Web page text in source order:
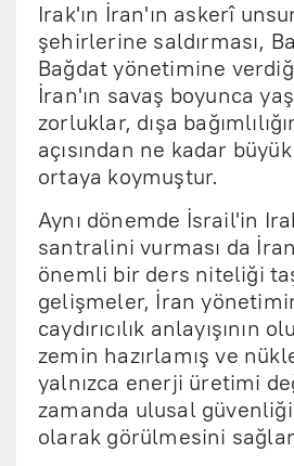
Irak'ın İran'ın askerî
şehirlerine saldırması,
Bağdat yönetimine
İran'ın savaş boyunca
zorluklar, dışa
açısından ne kadar büyük
ortaya koymuştur.
Aynı dönemde İsrail'in
santralini vurması da İran
önemli bir ders niteliği
gelişmeler, İran
caydırıcılık anlayışının
zemin hazırlamış ve
yalnızca enerji üretimi
zamanda ulusal
olarak görülmesini